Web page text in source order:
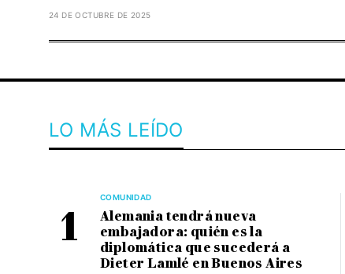
24 DE OCTUBRE DE 2025
LO MÁS LEÍDO
COMUNIDAD
Alemania tendrá nueva
embajadora: quién es la
diplomática que sucederá a
Dieter Lamlé en Buenos Aires